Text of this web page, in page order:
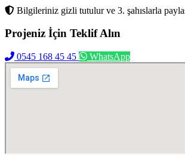
Bilgileriniz gizli tutulur ve 3. şahıslarla
Projeniz İçin Teklif Alın
0545 168 45 45 WhatsApp